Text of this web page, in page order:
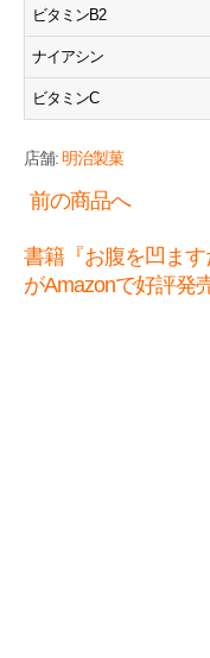
ビタミンB2
ナイアシン
ビタミンC
店舗: 明治製菓
前の商品へ
書籍『お腹を凹ます
がAmazonで好評発